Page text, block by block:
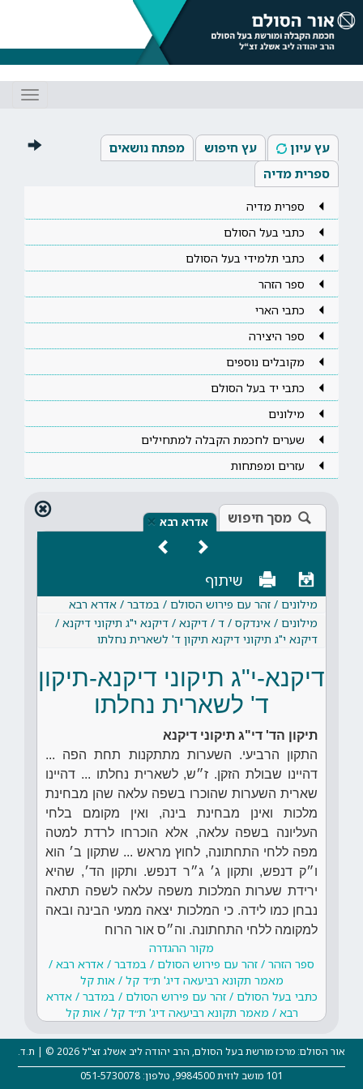
עץ עיון עץ חיפוש
מפתח נושאים
ספרית מדיה
ספרית מדיה
כתבי בעל הסולם
כתבי תלמידי בעל הסולם
ספר הזהר
כתבי הארי
ספר היצירה
מקובלים נוספים
כתבי יד בעל הסולם
מילונים
שערים לחכמת הקבלה למתחילים
עזרים ומפתחות
מסך חיפוש אדרא רבא ×
שיתוף
מילונים / זהר עם פירוש הסולם / במדבר / אדרא רבא
מילונים / אינדקס / ד / דיקנא / דיקנא י"ג תיקוני דיקנא /
דיקנא י"ג תיקוני דיקנא תיקון ד' לשארית נחלתו
דיקנא-י"ג תיקוני דיקנא-תיקון
ד' לשארית נחלתו
תיקון הד' די"ג תיקוני דיקנא
התקון הרביעי. השערות מתתקנות תחת הפה ...
דהיינו שבולת הזקן. ז״ש, לשארית נחלתו ... דהיינו
שארית השערות שהוכרו בשפה עלאה שהן מבחינת
מלכות ואינן מבחינת בינה, ואין מקומם בלחי
העליונה בשפה עלאה, אלא הוכרחו לרדת למטה
מפה ללחי התחתונה, לחוץ מראש ... שתקון ב׳ הוא
ו״ק דנפש, ותקון ג׳ ג״ר דנפש. ותקון הד׳, שהיא
ירידת שערות המלכות משפה עלאה לשפה תתאה
נבחן כמו לידה. כי המלכות יצאה ממעי הבינה ובאה
למקומה ללחי התחתונה. וה״ס אור הרוח
מקור ההגדרה
ספר הזהר / זהר עם פירוש הסולם / במדבר / אדרא רבא /
מאמר תקונא רביעאה דיג' ת״ד קל / אות קל
כתבי בעל הסולם / זהר עם פירוש הסולם / במדבר / אדרא
רבא / מאמר תקונא רביעאה דיג' ת״ד קל / אות קל
אור הסולם: מרכז מורשת בעל הסולם, הרב יהודה ליב אשלג זצ"ל 2026 © | ת.ד.
101 מושב לוזית 9984500, טלפון: 051-5730078